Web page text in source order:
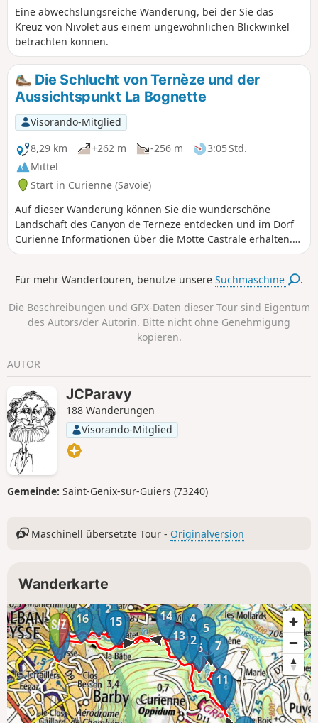
Eine abwechslungsreiche Wanderung, bei der Sie das
Kreuz von Nivolet aus einem ungewöhnlichen Blickwinkel
betrachten können.
Die Schlucht von Ternèze und der
Aussichtspunkt La Bognette
Visorando-Mitglied
8,29 km
+262 m -256 m
3:05 Std.
Mittel
Start in Curienne (Savoie)
Auf dieser Wanderung können Sie die wunderschöne
Landschaft des Canyon de Terneze entdecken und im Dorf
Curienne Informationen über die Motte Castrale erhalten.
Anschließend erreichen Sie den Gipfel der Bognette mit
an der Stèle des Résistants vorbei.
Für mehr Wandertouren, benutze unsereSuchmaschine .
Die Beschreibungen und GPX-Daten dieser Tour sind Eigentum
des Autors/der Autorin. Bitte nicht ohne Genehmigung
kopieren.
AUTOR
JCParavy
188 Wanderungen
Visorando-Mitglied
Gemeinde: Saint-Genix-sur-Guiers (73240)
Maschinell übersetzte Tour - Originalversion
Wanderkarte
1 2
3
4
5
6
7
8
11
12
13
14
15
16
17